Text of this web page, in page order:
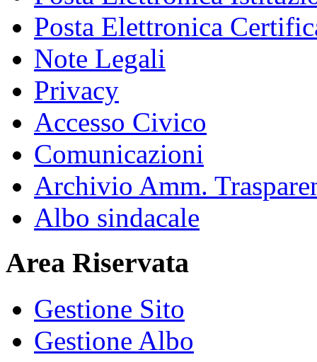
Posta Elettronica
Note Legali
Privacy
Accesso Civico
Comunicazioni
Archivio Amm.
Albo sindacale
Area Riservata
Gestione Sito
Gestione Albo